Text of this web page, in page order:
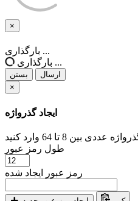
×
بستن
بارگذاری ...
بارگذاری ...
بستن
ارسال
×
ایجاد گذرواژه
بین 8 تا 64 وارد کنید
طول رمز عبور
رمز عبور ایجاد شده